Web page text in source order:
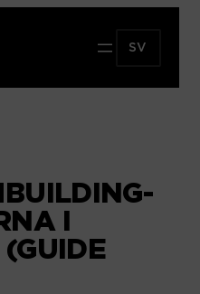
SV
I